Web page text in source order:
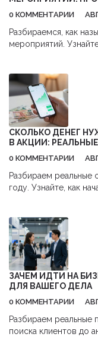
0 КОММЕНТАРИИ
Разбираемся, как
мероприятий.
СКОЛЬКО ДЕНЕГ
В АКЦИИ:
0 КОММЕНТАРИИ
Разбираем реальные
году. Узнайте, как
ЗАЧЕМ ИДТИ НА
ДЛЯ ВАШЕГО ДЕЛА
0 КОММЕНТАРИИ
Разбираем реальные
поиска клиентов до